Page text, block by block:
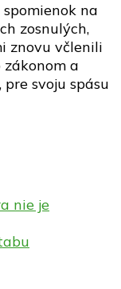
na
zosnulých,
znovu včlenili
a
svoju spásu
nie je